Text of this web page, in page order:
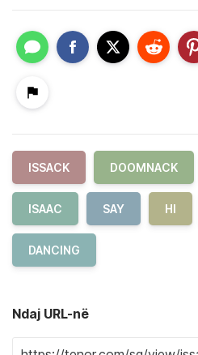
ISSACK DOOMNACK
ISAAC SAY HI
DANCING
Ndaj URL-në